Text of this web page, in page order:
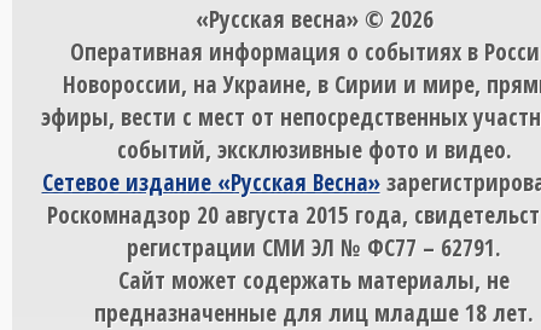
«Русская весна» © 2026
Оперативная информация о событиях в
Новороссии, на Украине, в Сирии и мире,
эфиры, вести с мест от непосредственных
событий, эксклюзивные фото и видео.
Сетевое издание «Русская Весна»
Роскомнадзор 20 августа 2015 года,
регистрации СМИ ЭЛ № ФС77 – 62791.
Сайт может содержать материалы, не
предназначенные для лиц младше 18 лет.